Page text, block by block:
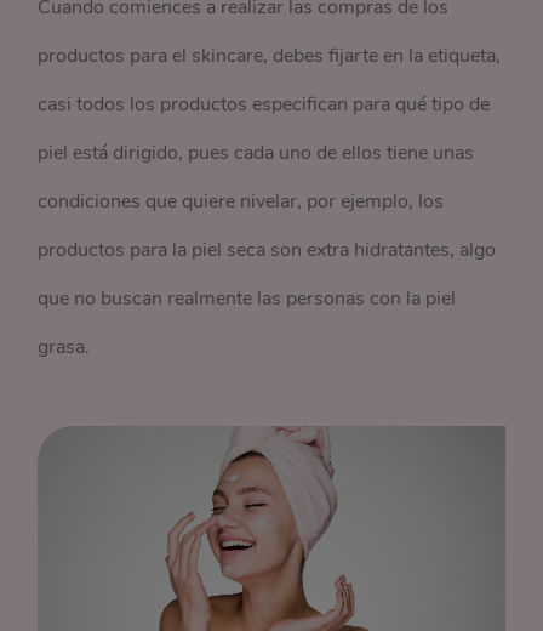
Cuando comiences a realizar las compras de los
productos para el skincare, debes fijarte en la etiqueta,
casi todos los productos especifican para qué tipo de
piel está dirigido, pues cada uno de ellos tiene unas
condiciones que quiere nivelar, por ejemplo, los
productos para la piel seca son extra hidratantes, algo
que no buscan realmente las personas con la piel
grasa.